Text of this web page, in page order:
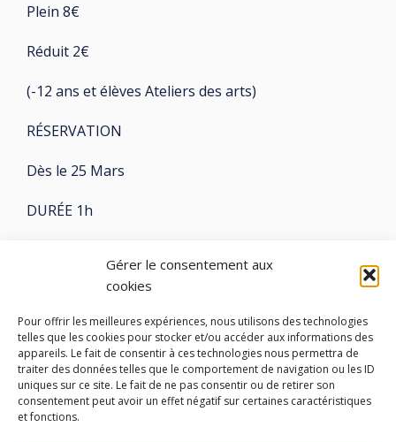
Gérer le consentement aux
cookies
Pour offrir les meilleures expériences, nous utilisons des technologies
telles que les cookies pour stocker et/ou accéder aux informations des
appareils. Le fait de consentir à ces technologies nous permettra de
traiter des données telles que le comportement de navigation ou les ID
uniques sur ce site. Le fait de ne pas consentir ou de retirer son
consentement peut avoir un effet négatif sur certaines caractéristiques
et fonctions.
Plein 8€
Réduit 2€
(-12 ans et élèves Ateliers des arts)
RÉSERVATION
Dès le 25 Mars
DURÉE 1h
LES ATELIERS DES ARTS
32 Rue 86E Régiment d'Infanterie